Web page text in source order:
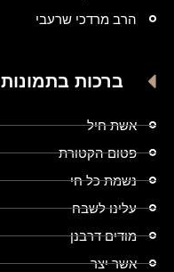
הרב מרדכי שרעבי
ברכות בתמונות
אשת חיל
פטום הקטורת
נשמת כל חי
עלינו לשבח
מודים דרבנן
אשר יצר